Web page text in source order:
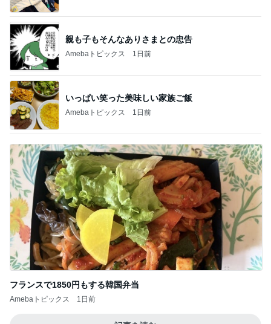
親も子もそんなありさまとの忠告
Amebaトピックス 1日前
いっぱい笑った美味しい家族ご飯
Amebaトピックス 1日前
フランスで1850円もする韓国弁当
Amebaトピックス 1日前